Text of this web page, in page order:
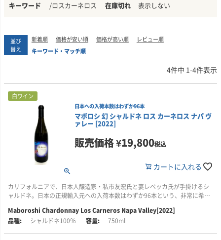
/ロスカーネロス
表示しない
並び
替え
新着順 価格が安い順 価格が高い順
レビュー順
キーワード・マッチ順
4件中 1-4件表示
白ワイン
日本への入荷本数はわずか96本
マボロシ 幻 シャルドネ ロス カーネロス ナパ ヴ
ァレー [2022]
販売価格¥19,800税込
カートに入れる
カリフォルニアで、日本人醸造家・私市友宏氏と妻レベッカ氏が手掛けるシ
ャルドネ。日本の正規輸入元への入荷本数はわずか96本という、非常に希少
ナパ・ヴァレー/カーネロスの冷涼な気候で育ったこのシャルドネは、香り高
Maboroshi Chardonnay Los Carneros Napa Valley[2022]
シャルドネ100％
750ml